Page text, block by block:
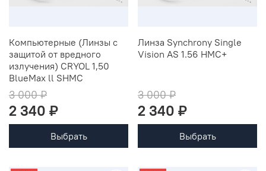
Компьютерные (Линзы с
защитой от вредного
излучения) CRYOL 1,50
BlueMax ll SHMC
3 000 ₽
2 340 ₽
Выбрать
Линза Synchrony Single
Vision AS 1.56 HMC+
3 000 ₽
2 340 ₽
Выбрать